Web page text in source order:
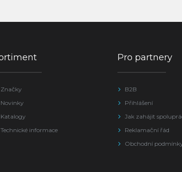
Značky
Novinky
Katalogy
Technické informace
Pro partnery
B2B
Přihlášení
Jak zahájit
Reklamační řád
Obchodní